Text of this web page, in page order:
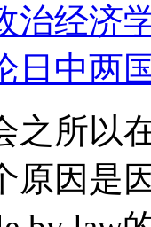
治经济
中两
之所以
原因是